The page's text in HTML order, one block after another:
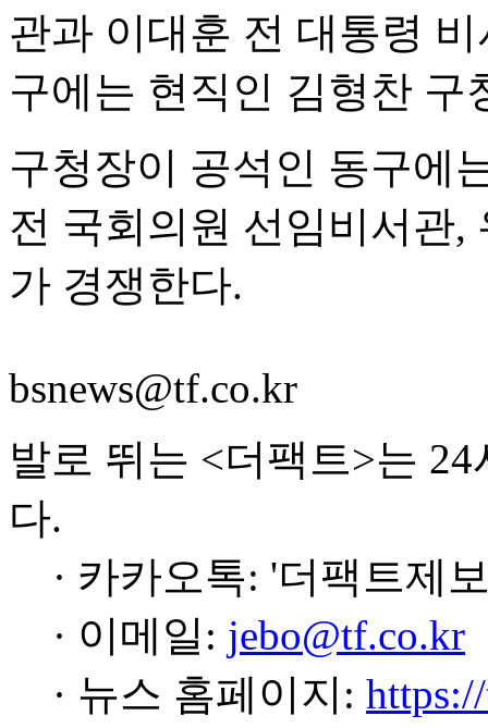
관과 이대훈 전 대통령
구에는 현직인 김형찬 구
구청장이 공석인 동구에
전 국회의원 선임비서관,
가 경쟁한다.
bsnews@tf.co.kr
발로 뛰는 <더팩트>는
다.
· 카카오톡: '더팩트제
· 이메일: jebo@tf.co.kr
· 뉴스 홈페이지: